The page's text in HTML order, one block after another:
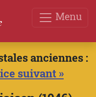
Menu
anciennes :
suivant »